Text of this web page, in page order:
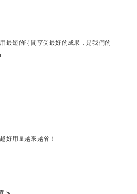
最短的時間享受最好的成果，是我們的
好用量越來越省！